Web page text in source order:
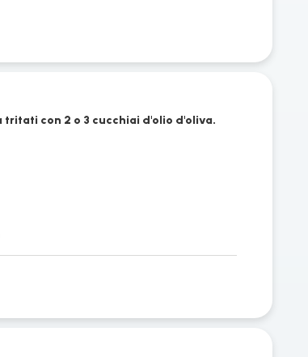
con 2 o 3 cucchiai d'olio d'oliva.